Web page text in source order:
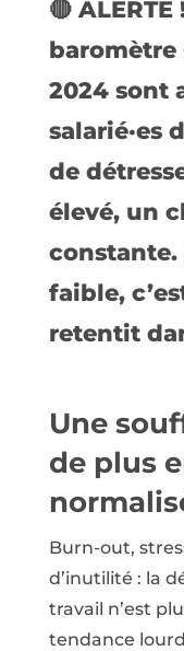
🔴
baromètre
2024 sont
salarié·es
de
élevé, un
constante.
faible,
retentit
Une
de plus
Burn-out,
d’inutilité : la
travail n’est
tendance